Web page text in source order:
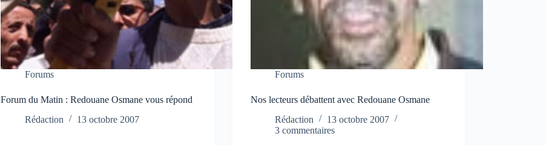
Forums
Forum du Matin : Redouane Osmane vous répond
Rédaction
13 octobre 2007
Forums
Nos lecteurs débattent avec Redouane Osmane
Rédaction
13 octobre 2007
3 commentaires